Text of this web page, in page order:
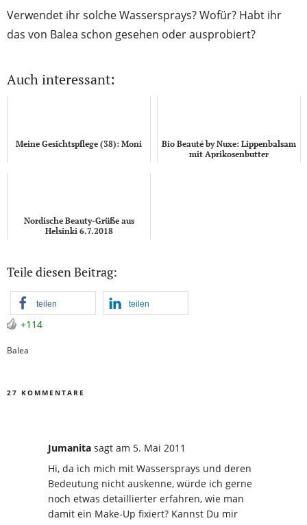
Verwendet ihr solche Wassersprays? Wofür? Habt ihr
das von Balea schon gesehen oder ausprobiert?
Auch interessant:
Meine Gesichtspflege (38): Moni
Bio Beauté by Nuxe: Lippenbalsam
mit Aprikosenbutter
Nordische Beauty-Grüße aus
Helsinki 6.7.2018
Teile diesen Beitrag:
teilen teilen
+114
Balea
27 KOMMENTARE
Jumanita sagt am 5. Mai 2011
Hi, da ich mich mit Wassersprays und deren
Bedeutung nicht auskenne, würde ich gerne
noch etwas detaillierter erfahren, wie man
damit ein Make-Up fixiert? Kannst Du mir